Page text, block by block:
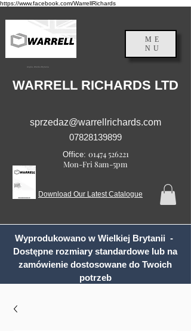
https://www.facebook.com/WarrellRichards
Anglia, Wielka Brytania
ME
NU
WARRELL RICHARDS LTD
sprzedaz@warrellrichards.com
07828139899
Office: 01474 526221
Mon-Fri 8am-5pm
Download Our Latest Catalogue
Wyprodukowano w Wielkiej Brytanii -
Dostępne rozmiary standardowe lub na
zamówienie dostosowane do Twoich
potrzeb